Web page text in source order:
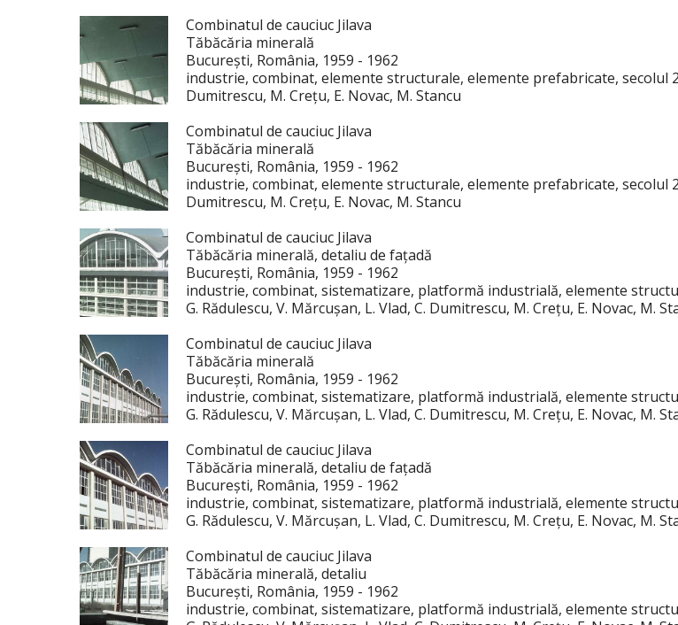
Combinatul de cauciuc Jilava
Tăbăcăria minerală
București, România, 1959 - 1962
industrie, combinat, elemente structurale, elemente prefabricate, secolul
Dumitrescu, M. Crețu, E. Novac, M. Stancu
Combinatul de cauciuc Jilava
Tăbăcăria minerală
București, România, 1959 - 1962
industrie, combinat, elemente structurale, elemente prefabricate, secolul
Dumitrescu, M. Crețu, E. Novac, M. Stancu
Combinatul de cauciuc Jilava
Tăbăcăria minerală, detaliu de fațadă
București, România, 1959 - 1962
industrie, combinat, sistematizare, platformă industrială, elemente
G. Rădulescu, V. Mărcușan, L. Vlad, C. Dumitrescu, M. Crețu, E. Novac, M.
Combinatul de cauciuc Jilava
Tăbăcăria minerală
București, România, 1959 - 1962
industrie, combinat, sistematizare, platformă industrială, elemente
G. Rădulescu, V. Mărcușan, L. Vlad, C. Dumitrescu, M. Crețu, E. Novac, M.
Combinatul de cauciuc Jilava
Tăbăcăria minerală, detaliu de fațadă
București, România, 1959 - 1962
industrie, combinat, sistematizare, platformă industrială, elemente
G. Rădulescu, V. Mărcușan, L. Vlad, C. Dumitrescu, M. Crețu, E. Novac, M.
Combinatul de cauciuc Jilava
Tăbăcăria minerală, detaliu
București, România, 1959 - 1962
industrie, combinat, sistematizare, platformă industrială, elemente